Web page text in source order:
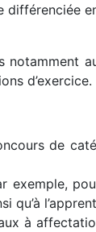
différenciée
notamment
d’exercice.
de
exemple,
qu’à
à